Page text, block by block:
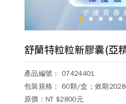
1 2 3 4
舒蘭特粒粒新膠囊(亞
產品編號： 07424401
包裝規格： 60顆/盒；效期
原價： NT $2800元
關於我們
關於德風 人力招募
會員專區